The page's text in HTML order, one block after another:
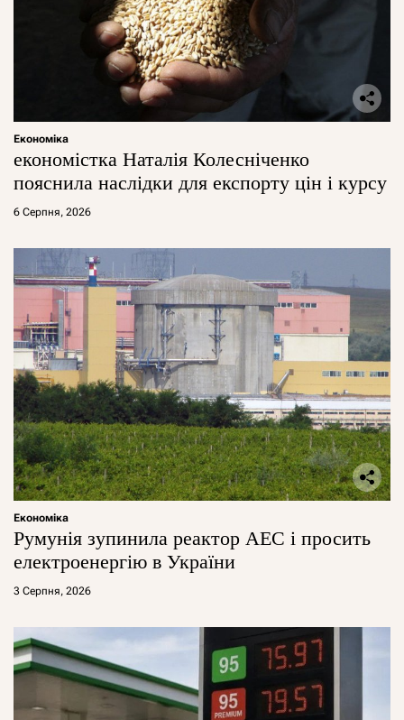
Економіка
економістка Наталія Колесніченко
пояснила наслідки для експорту цін і курсу
6 Серпня, 2026
Економіка
Румунія зупинила реактор АЕС і просить
електроенергію в України
3 Серпня, 2026